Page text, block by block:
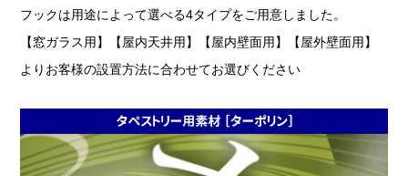
フックは用途によって選べる4タイプをご用意しました。
【窓ガラス用】【屋内天井用】【屋内壁面用】【屋外壁面用】
よりお客様の設置方法に合わせてお選びください